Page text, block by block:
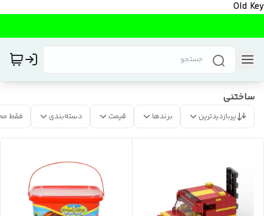
Old Key
ساختنی
پربازدیدترین برندها قیمت دسته‌بندی فقط